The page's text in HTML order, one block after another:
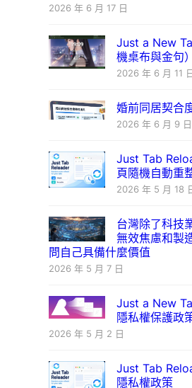
2026 年 6 月 17 日
Just a New
機桌布與金句）
2026 年 6 月 11
婚前同居契合
2026 年 6 月 9 日
Just Tab
頁隨機自動重
2026 年 5 月 18
台灣除了科技
無效焦慮和製
問自己具備什麼價值
2026 年 5 月 7 日
Just a New
隱私權保護政
2026 年 5 月 2 日
Just Tab
隱私權政策